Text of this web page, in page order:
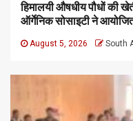
हिमालयी औषधीय पौधों की
ऑर्गेनिक सोसाइटी ने
August 5, 2026 South